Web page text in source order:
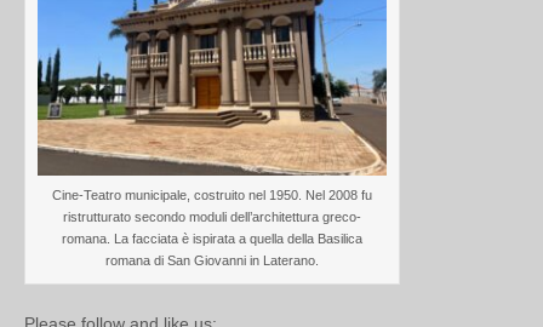
Cine-Teatro municipale, costruito nel 1950. Nel 2008 fu
ristrutturato secondo moduli dell’architettura greco-
romana. La facciata è ispirata a quella della Basilica
romana di San Giovanni in Laterano.